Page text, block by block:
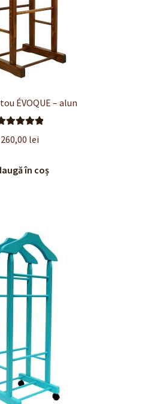
ÉVOQUE – alun
5.00
260,00 lei
în coș